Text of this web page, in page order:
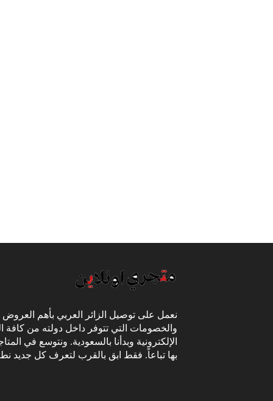
نعمل على توصيل الزائر العربي بأهم العروض
والخصومات التي تتوفر داخل دولته من كافة
الإلكترونية وبدأنا بالسعودية. ونتوسع في
بها تباعاً. فقط ابق بالقرب لتعرف كل جديد